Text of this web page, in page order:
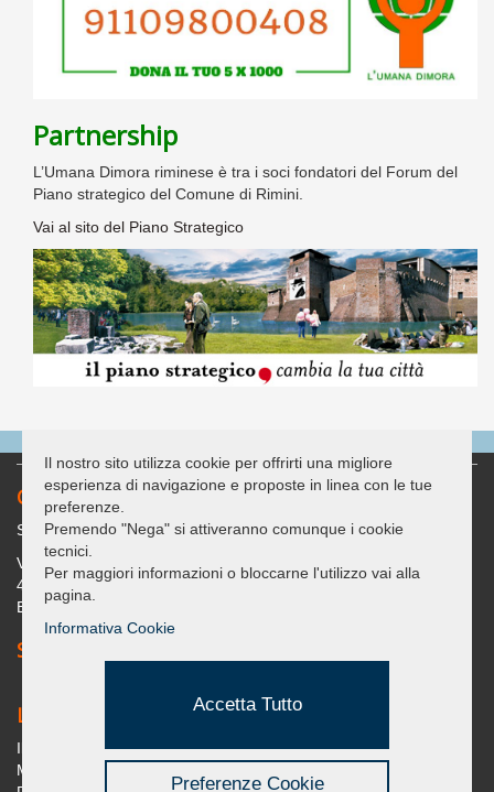
Partnership
L’Umana Dimora riminese è tra i soci fondatori del Forum del
Piano strategico del Comune di Rimini.
Vai al sito del Piano Strategico
Contatti
Sede legale: c/o Casa delle Associazioni "G. Bracconi"
Via Covignano 238
47923 - Rimini (RN)
Email: segreteria@umanadimorarimini.it
Seguici su Facebook
Link Utili
Il Meteo
Mountain Experience
Il nostro sito utilizza cookie per offrirti una migliore
esperienza di navigazione e proposte in linea con le tue
preferenze.
Premendo "Nega" si attiveranno comunque i cookie
tecnici.
Per maggiori informazioni o bloccarne l'utilizzo vai alla
pagina.
Informativa Cookie
Accetta Tutto
Preferenze Cookie